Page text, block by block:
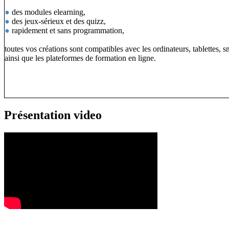
● des modules elearning,
● des jeux-sérieux et des quizz,
● rapidement et sans programmation,
toutes vos créations sont compatibles avec les ordinateurs, tablettes,
ainsi que les plateformes de formation en ligne.
Présentation video